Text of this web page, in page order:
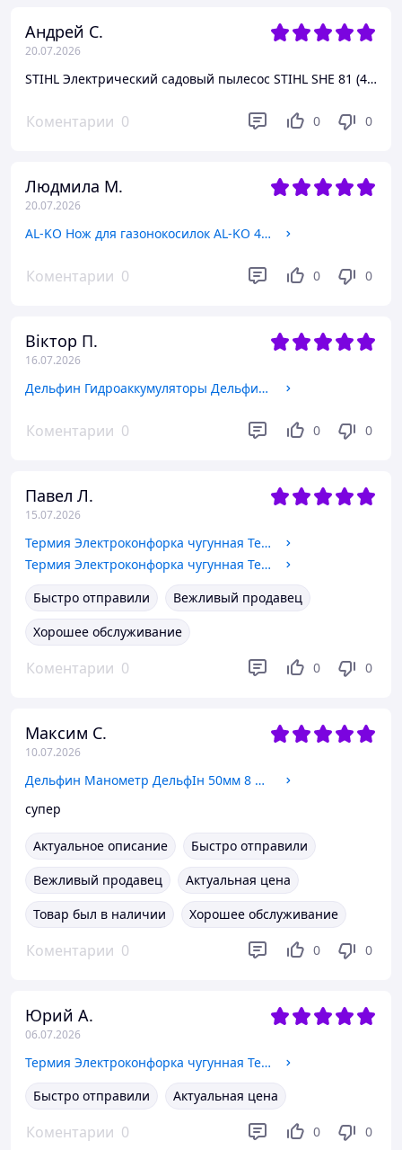
Андрей С.
20.07.2026
STIHL Электрический садовый пылесос STIHL SHE 81 (48110110839) 48110110839
Коментарии 0 0 0
Людмила М.
20.07.2026
AL-KO Нож для газонокосилок AL-KO 40 см (463915) 463915
Коментарии 0 0 0
Віктор П.
16.07.2026
Дельфин Гидроаккумуляторы Дельфин EDS-60H
Коментарии 0 0 0
Павел Л.
15.07.2026
Термия Электроконфорка чугунная Термия ЕПЧ 1-2,0/220 тен.(180 Rapid)
Термия Электроконфорка чугунная Термия ЕПЧ 1-1,5/220 тен.(145 Rapid)
Быстро отправили
Вежливый продавец
Хорошее обслуживание
Коментарии 0 0 0
Максим С.
10.07.2026
Дельфин Манометр ДельфІн 50мм 8 бар G1/4 радіальный (6833511) 6833511
супер
Актуальное описание
Быстро отправили
Вежливый продавец
Актуальная цена
Товар был в наличии
Хорошее обслуживание
Коментарии 0 0 0
Юрий А.
06.07.2026
Термия Электроконфорка чугунная Термия ЕПЧ 1-2,0/220 тен.(180 Rapid)
Быстро отправили
Актуальная цена
Коментарии 0 0 0